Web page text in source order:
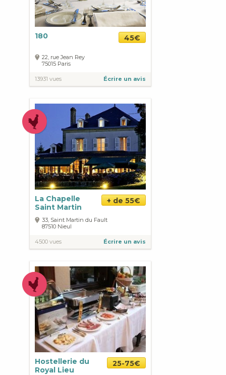
180 45€
22, rue Jean Rey
75015 Paris
13931 vues Écrire un avis
La Chapelle
Saint Martin
+ de 55€
33, Saint Martin du Fault
87510 Nieul
4500 vues Écrire un avis
Hostellerie du
Royal Lieu
25-75€